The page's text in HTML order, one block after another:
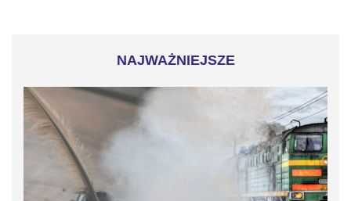
NAJWAŻNIEJSZE